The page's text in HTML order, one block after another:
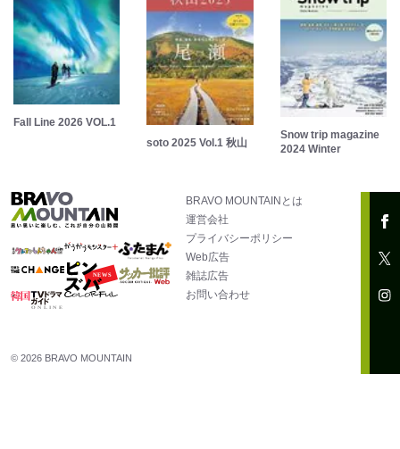
Fall Line 2026 VOL.1
soto 2025 Vol.1 秋山
Snow trip magazine
2024 Winter
BRAVO MOUNTAINとは
運営会社
プライバシーポリシー
Web広告
雑誌広告
お問い合わせ
© 2026 BRAVO MOUNTAIN